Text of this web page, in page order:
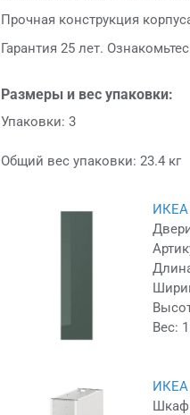
Прочная конструкция
Гарантия 25 лет.
Размеры и вес упаковки:
Упаковки: 3
Общий вес упаковки: 23.4 кг
ИКЕА
Вес:
ИКЕА
Шкаф